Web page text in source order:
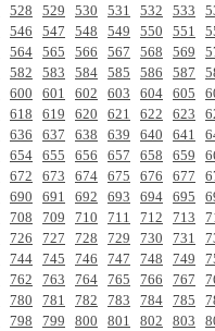
528 529 530 531 532 533
546 547 548 549 550 551
564 565 566 567 568 569
582 583 584 585 586 587
600 601 602 603 604 605
618 619 620 621 622 623
636 637 638 639 640 641
654 655 656 657 658 659
672 673 674 675 676 677
690 691 692 693 694 695
708 709 710 711 712 713
726 727 728 729 730 731
744 745 746 747 748 749
762 763 764 765 766 767
780 781 782 783 784 785
798 799 800 801 802 803